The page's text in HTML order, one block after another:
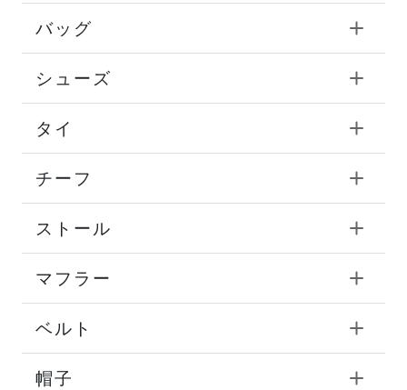
バッグ
シューズ
タイ
チーフ
ストール
マフラー
ベルト
帽子